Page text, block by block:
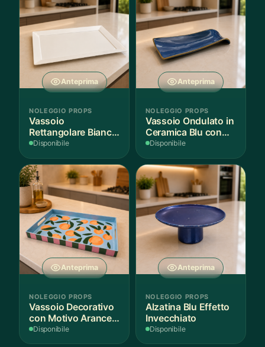
Anteprima
NOLEGGIO PROPS
Vassoio
Rettangolare Bianco
per Scenografie
Disponibile
Anteprima
NOLEGGIO PROPS
Vassoio Ondulato in
Ceramica Blu con
Bordo Dorato
Disponibile
Anteprima
NOLEGGIO PROPS
Vassoio Decorativo
con Motivo Arance e
Foglie
Disponibile
Anteprima
NOLEGGIO PROPS
Alzatina Blu Effetto
Invecchiato
Disponibile